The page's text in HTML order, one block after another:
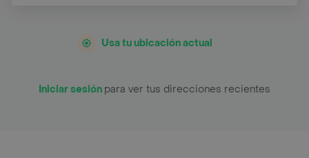
Usa tu ubicación actual
Iniciar sesión para ver tus direcciones recientes